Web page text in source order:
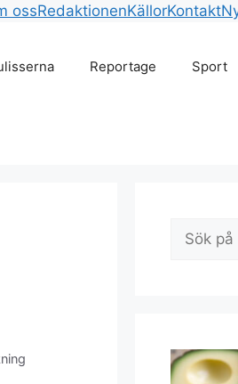
ossRedaktionenKällorKontakt
Reportage Sport
Sök